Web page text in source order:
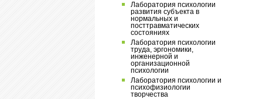
Лаборатория психологии
развития субъекта в
нормальных и
посттравматических
состояниях
Лаборатория психологии
труда, эргономики,
инженерной и
организационной
психологии
Лаборатория психологии и
психофизиологии
творчества